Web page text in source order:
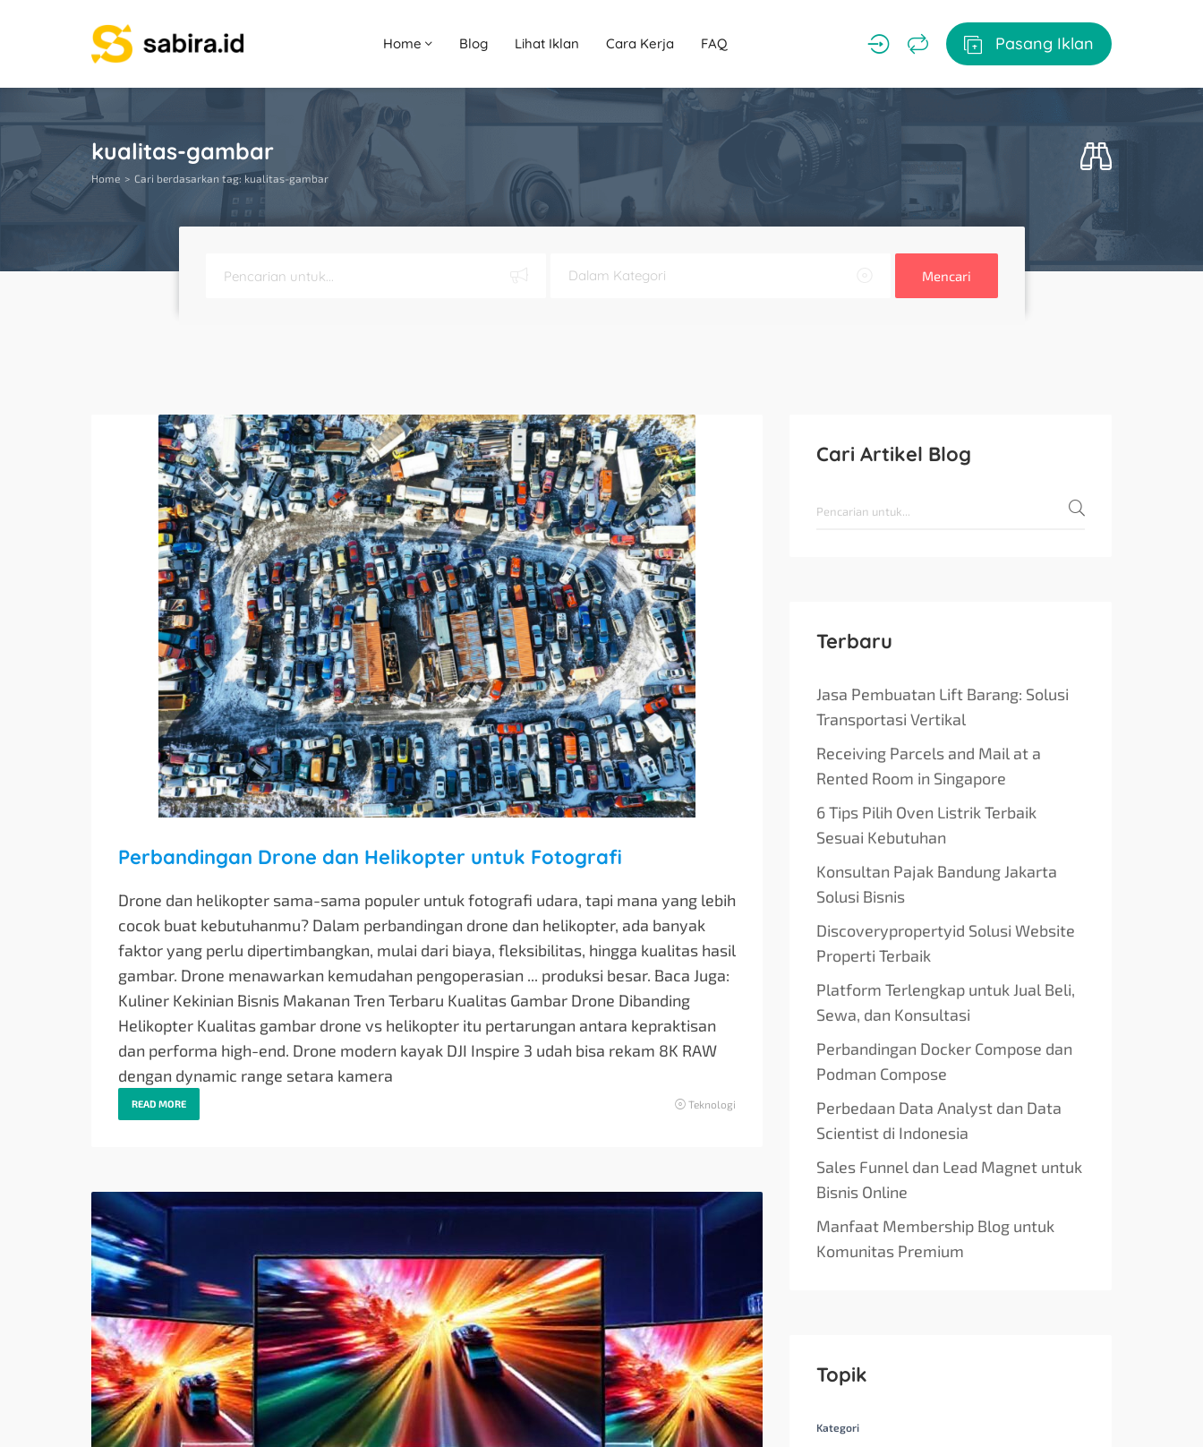
Home Blog Lihat Iklan Cara Kerja FAQ Pasang Iklan
kualitas-gambar
Home Cari berdasarkan tag: kualitas-gambar
Mencari
Perbandingan Drone dan Helikopter untuk Fotografi
Drone dan helikopter sama-sama populer untuk fotografi udara, tapi mana yang lebih
cocok buat kebutuhanmu? Dalam perbandingan drone dan helikopter, ada banyak
faktor yang perlu dipertimbangkan, mulai dari biaya, fleksibilitas, hingga kualitas hasil
gambar. Drone menawarkan kemudahan pengoperasian ... produksi besar. Baca Juga:
Kuliner Kekinian Bisnis Makanan Tren Terbaru Kualitas Gambar Drone Dibanding
Helikopter Kualitas gambar drone vs helikopter itu pertarungan antara kepraktisan
dan performa high-end. Drone modern kayak DJI Inspire 3 udah bisa rekam 8K RAW
dengan dynamic range setara kamera
READ MORE Teknologi
Cari Artikel Blog
Terbaru
Jasa Pembuatan Lift Barang: Solusi
Transportasi Vertikal
Receiving Parcels and Mail at a
Rented Room in Singapore
6 Tips Pilih Oven Listrik Terbaik
Sesuai Kebutuhan
Konsultan Pajak Bandung Jakarta
Solusi Bisnis
Discoverypropertyid Solusi Website
Properti Terbaik
Platform Terlengkap untuk Jual Beli,
Sewa, dan Konsultasi
Perbandingan Docker Compose dan
Podman Compose
Perbedaan Data Analyst dan Data
Scientist di Indonesia
Sales Funnel dan Lead Magnet untuk
Bisnis Online
Manfaat Membership Blog untuk
Komunitas Premium
Topik
Kategori